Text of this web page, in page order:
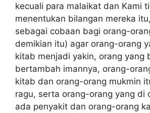
kecuali para malaikat dan Kami
menentukan bilangan mereka
sebagai cobaan bagi orang-
demikian itu) agar orang-orang
kitab menjadi yakin, orang yang
bertambah imannya, orang-
kitab dan orang-orang mukmin
ragu, serta orang-orang yang di
ada penyakit dan orang-orang